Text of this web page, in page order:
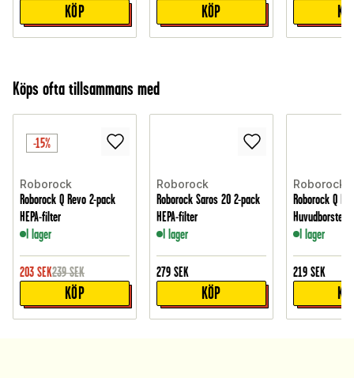
KÖP KÖP
Köps ofta tillsammans med
-15%
Roborock
Roborock Q Revo 2-pack
HEPA-filter
I lager
203 SEK239 SEK
KÖP
Roborock
Roborock Saros 20 2-pack
HEPA-filter
I lager
279 SEK
KÖP
Roborock
Roborock Q
Huvudborste
I lager
219 SEK